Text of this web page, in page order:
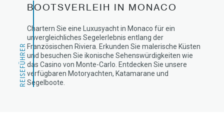
REISEFÜHRER
BOOTSVERLEIH IN MONACO
Chartern Sie eine Luxusyacht in Monaco für ein
unvergleichliches Segelerlebnis entlang der
Französischen Riviera. Erkunden Sie malerische Küsten
und besuchen Sie ikonische Sehenswürdigkeiten wie
das Casino von Monte-Carlo. Entdecken Sie unsere
verfügbaren Motoryachten, Katamarane und
Segelboote.